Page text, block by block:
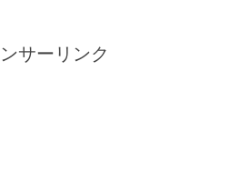
サーリンク